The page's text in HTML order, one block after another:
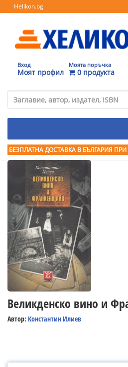
Helikon.bg
Вход
Моят профил
Моята поръчка
0 продукта
БЕЗПЛАТНА ДОСТАВКА В БЪЛГАРИЯ
Великденско вино и
Автор: Константин Илиев